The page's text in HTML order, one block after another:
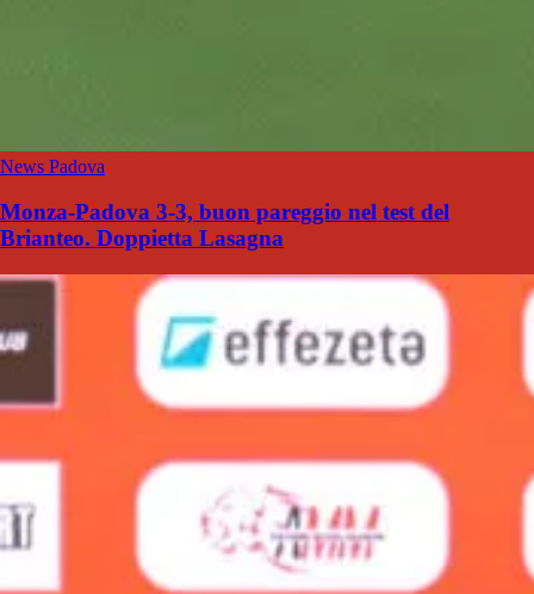
News Padova
Monza-Padova 3-3, buon pareggio nel test del
Brianteo. Doppietta Lasagna